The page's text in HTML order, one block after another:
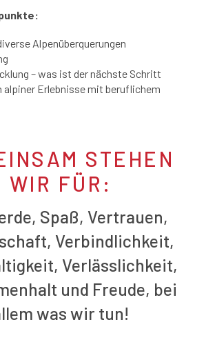
Alpenüberquerungen
– was ist der nächste Schritt
alpiner Erlebnisse mit beruflichem
STEHEN
WIR FÜR:
Spaß, Vertrauen,
Verbindlichkeit,
Verlässlichkeit,
und Freude, bei
was wir tun!